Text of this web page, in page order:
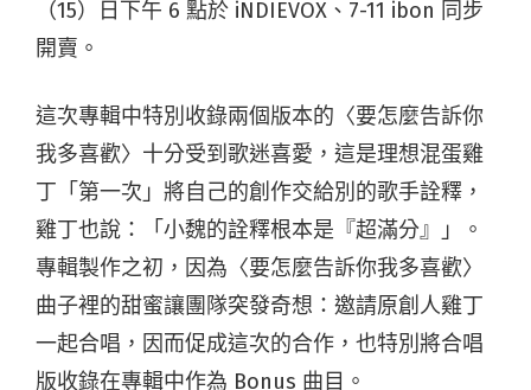
（15）日下午 6 點於 iNDIEVOX、7-11 ibon 同步
開賣。
這次專輯中特別收錄兩個版本的〈要怎麼告訴你
我多喜歡〉十分受到歌迷喜愛，這是理想混蛋雞
丁「第一次」將自己的創作交給別的歌手詮釋，
雞丁也說：「小魏的詮釋根本是『超滿分』」。
專輯製作之初，因為〈要怎麼告訴你我多喜歡〉
曲子裡的甜蜜讓團隊突發奇想：邀請原創人雞丁
一起合唱，因而促成這次的合作，也特別將合唱
版收錄在專輯中作為 Bonus 曲目。